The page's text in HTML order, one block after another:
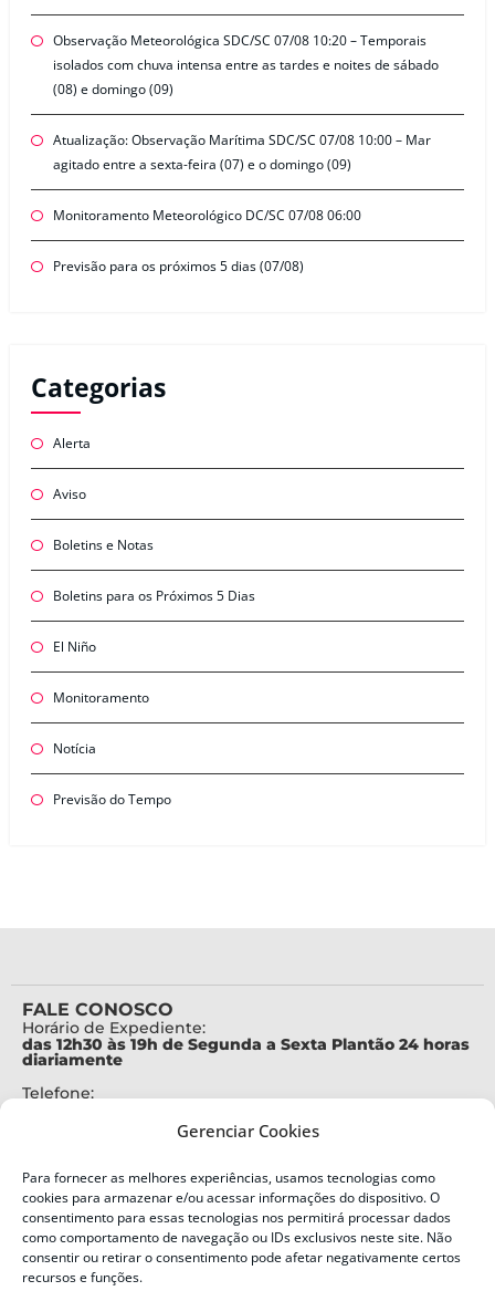
Gerenciar Cookies
Para fornecer as melhores experiências, usamos tecnologias como
cookies para armazenar e/ou acessar informações do dispositivo. O
consentimento para essas tecnologias nos permitirá processar dados
como comportamento de navegação ou IDs exclusivos neste site. Não
consentir ou retirar o consentimento pode afetar negativamente certos
recursos e funções.
Observação Meteorológica SDC/SC 07/08 10:20 – Temporais
isolados com chuva intensa entre as tardes e noites de sábado
(08) e domingo (09)
Atualização: Observação Marítima SDC/SC 07/08 10:00 – Mar
agitado entre a sexta-feira (07) e o domingo (09)
Monitoramento Meteorológico DC/SC 07/08 06:00
Previsão para os próximos 5 dias (07/08)
Categorias
Alerta
Aviso
Boletins e Notas
Boletins para os Próximos 5 Dias
El Niño
Monitoramento
Notícia
Previsão do Tempo
FALE CONOSCO
Horário de Expediente:
das 12h30 às 19h de Segunda a Sexta Plantão 24 horas
diariamente
Telefone:
Alertas Defesa Civil:
SMS 40199
ENDEREÇO
Defesa Civil do Estado de Santa Catarina